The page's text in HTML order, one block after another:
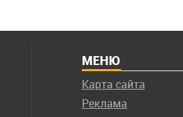
МЕНЮ
Карта сайта
Реклама